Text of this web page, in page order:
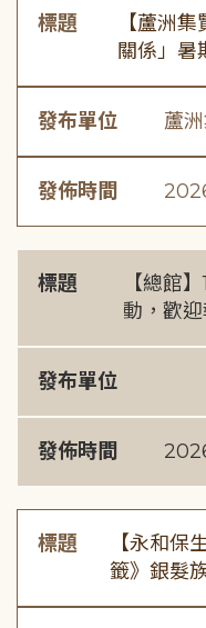
標題
【蘆洲
關係」暑
發布單位 蘆
發佈時間
標題
【總館
動，歡
發布單位
發佈時間
標題
【永和保
籤》銀髮